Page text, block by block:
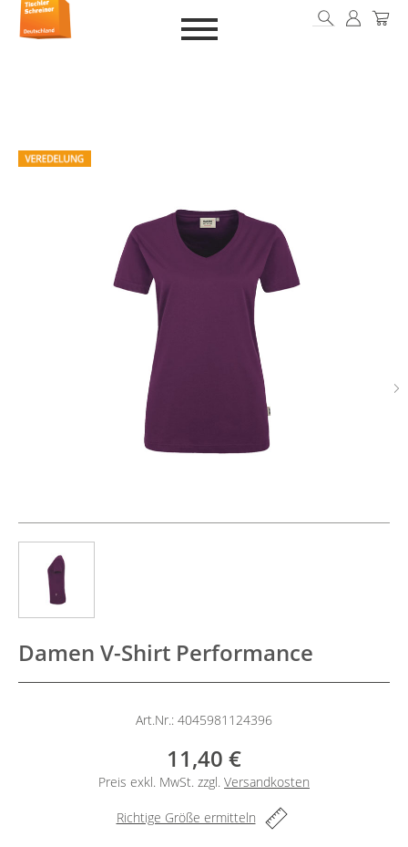
Damen V-Shirt Performance
Art.Nr.: 4045981124396
11,40 €
Preis exkl. MwSt. zzgl. Versandkosten
Richtige Größe ermitteln